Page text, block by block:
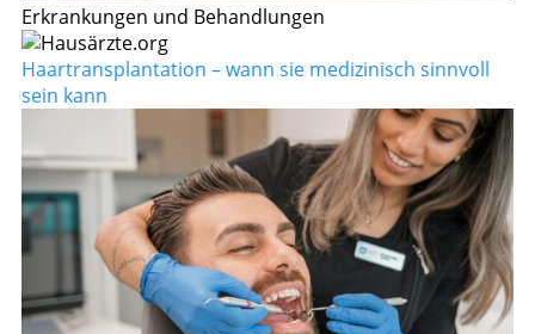
Erkrankungen und Behandlungen
Haartransplantation – wann sie medizinisch sinnvoll
sein kann